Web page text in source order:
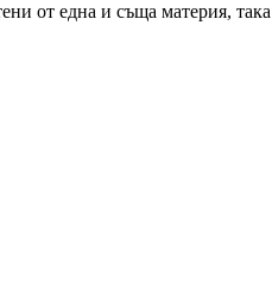
от една и съща материя,